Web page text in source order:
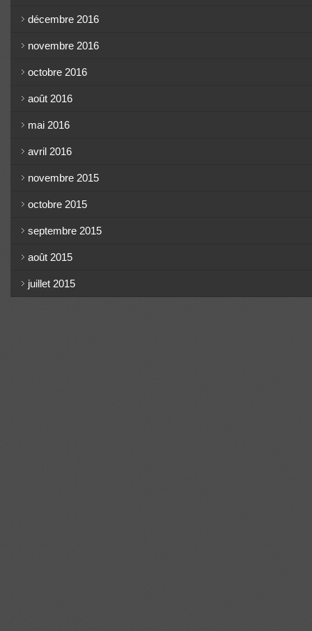
décembre 2016
novembre 2016
octobre 2016
août 2016
mai 2016
avril 2016
novembre 2015
octobre 2015
septembre 2015
août 2015
juillet 2015